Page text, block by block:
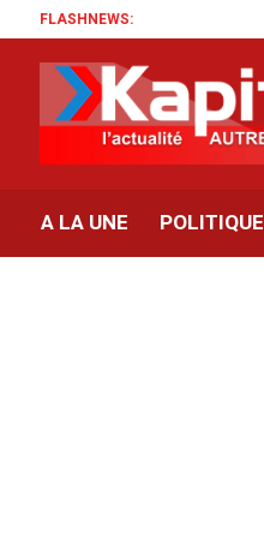
FLASHNEWS:
A LA UNE POLITIQUE